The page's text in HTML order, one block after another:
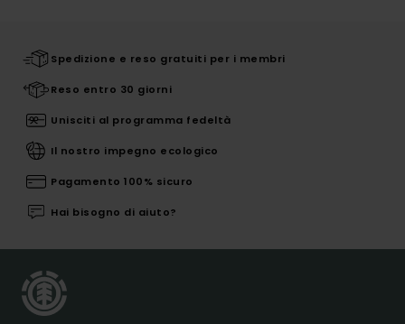
Spedizione e reso gratuiti per i membri
Reso entro 30 giorni
Unisciti al programma fedeltà
Il nostro impegno ecologico
Pagamento 100% sicuro
Hai bisogno di aiuto?